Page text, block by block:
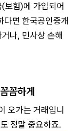
보험)에 가입되어
다면 한국공인중개
나, 민사상 손해
꼼하게
오가는 거래입니
정말 중요하죠.